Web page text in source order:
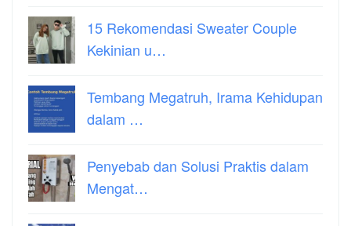
15 Rekomendasi Sweater Couple
Kekinian u…
Tembang Megatruh, Irama Kehidupan
dalam …
Penyebab dan Solusi Praktis dalam
Mengat…